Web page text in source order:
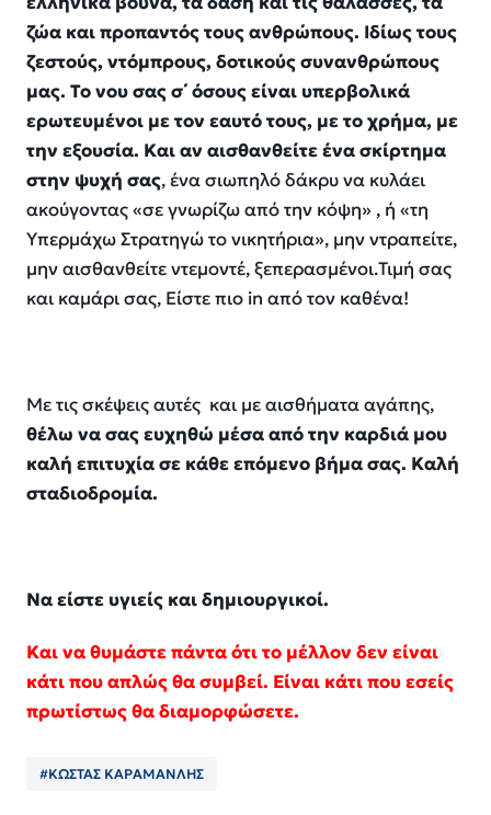
ζώα και προπαντός τους ανθρώπους. Ιδίως τους
ζεστούς, ντόμπρους, δοτικούς συνανθρώπους
μας. Το νου σας σ΄όσους είναι υπερβολικά
ερωτευμένοι με τον εαυτό τους, με το χρήμα, με
την εξουσία. Και αν αισθανθείτε ένα σκίρτημα
στην ψυχή σας, ένα σιωπηλό δάκρυ να κυλάει
ακούγοντας «σε γνωρίζω από την κόψη» , ή «τη
ΥπερμάχωΣτρατηγώ το νικητήρια», μην ντραπείτε,
μην αισθανθείτε ντεμοντέ,ξεπερασμένοι.Τιμή σας
και καμάρι σας, Είστε πιο in από τον καθένα!
Με τις σκέψεις αυτές και με αισθήματα αγάπης,
θέλω να σας ευχηθώ μέσα από την καρδιά μου
καλή επιτυχία σε κάθε επόμενο βήμα σας. Καλή
σταδιοδρομία.
Να είστε υγιείς και δημιουργικοί.
Και να θυμάστε πάντα ότι το μέλλον δεν είναι
κάτι που απλώςθα συμβεί. Είναι κάτι που εσείς
πρωτίστωςθαδιαμορφώσετε.
#ΚΩΣΤΑΣ ΚΑΡΑΜΑΝΛΗΣ